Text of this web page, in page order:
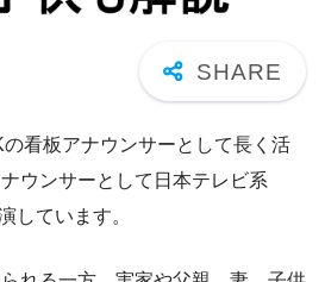
看板アナウンサーとして長く活
ウンサーとして日本テレビ系
しています。